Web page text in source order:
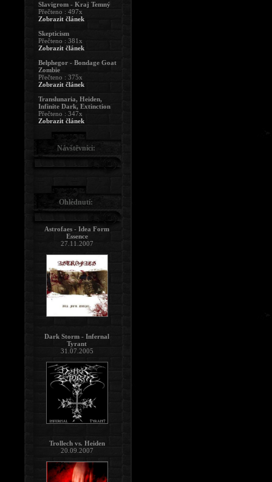
Slavigrom - Kraj Temný
Přečteno : 497x
Zobrazit článek
Skepticism
Přečteno : 381x
Zobrazit článek
Belphegor - Bondage Goat
Zombie
Přečteno : 375x
Zobrazit článek
Translunaria, Heiden,
Infinite Dark, Extinction
Přečteno : 347x
Zobrazit článek
Návštěvníci:
Ohlédnutí:
Astrofaes - Idea Form
Essence
27.11.2007
Dark Storm - Infernal
Tyrant
31.07.2005
Trollech vs. Heiden
20.09.2007